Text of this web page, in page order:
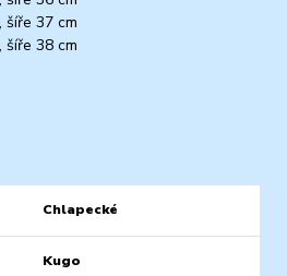
šíře 37 cm
šíře 38 cm
Chlapecké
Kugo